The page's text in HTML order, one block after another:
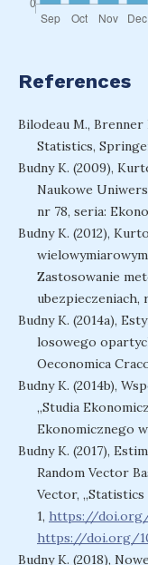
References
Bilodeau M.,
Statistics,
Budny K. (2009),
Naukowe
nr 78, seria:
Budny K. (2012),
Zastosowanie
ubezpieczeniach,
Budny K. (2014a),
losowego
Oeconomica
Budny K. (2014b),
„Studia
Ekonomicznego
Budny K. (2017),
Random Vector
Vector,
1, https://doi.org/
https://doi.org/
Budny K. (2018),